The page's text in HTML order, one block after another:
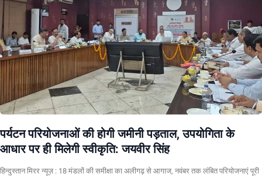
पर्यटन परियोजनाओं की होगी जमीनी पड़ताल, उपयोगिता के
आधार पर ही मिलेगी स्वीकृति: जयवीर सिंह
हिन्दुस्तान मिरर न्यूज़ : 18 मंडलों की समीक्षा का अलीगढ़ से आगाज, नवंबर तक लंबित परियोजनाएं पूरी